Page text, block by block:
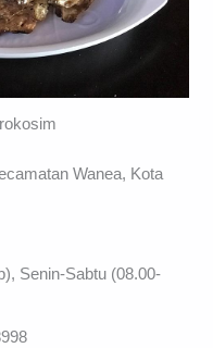
Wanea, Kota